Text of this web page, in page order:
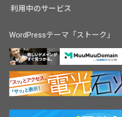
利用中のサービス
WordPressテーマ「ストーク」